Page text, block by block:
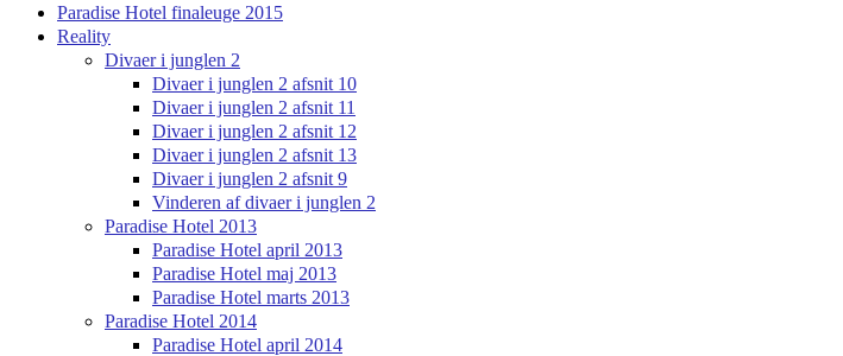
Paradise Hotel finaleuge 2015
Reality
Divaer i junglen 2
Divaer i junglen 2 afsnit 10
Divaer i junglen 2 afsnit 11
Divaer i junglen 2 afsnit 12
Divaer i junglen 2 afsnit 13
Divaer i junglen 2 afsnit 9
Vinderen af divaer i junglen 2
Paradise Hotel 2013
Paradise Hotel april 2013
Paradise Hotel maj 2013
Paradise Hotel marts 2013
Paradise Hotel 2014
Paradise Hotel april 2014